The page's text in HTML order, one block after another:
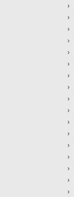
›
›
›
›
›
›
›
›
›
›
›
›
›
›
›
›
›